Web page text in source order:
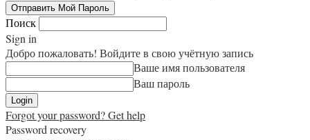
Поиск
Sign in
Добро пожаловать! Войдите в свою учётную запись
Ваше имя пользователя
Ваш пароль
Forgot your password? Get help
Password recovery